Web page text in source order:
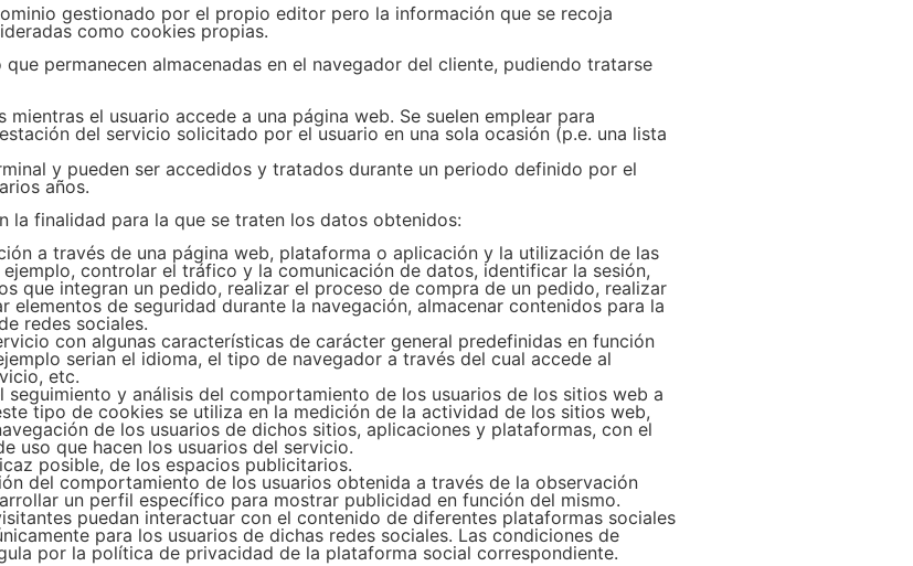
gestionado por el propio editor pero la información que se recoja
como cookies propias.
permanecen almacenadas en el navegador del cliente, pudiendo tratarse
el usuario accede a una página web. Se suelen emplear para
del servicio solicitado por el usuario en una sola ocasión (p.e. una lista
y pueden ser accedidos y tratados durante un periodo definido por el
años.
finalidad para la que se traten los datos obtenidos:
a través de una página web, plataforma o aplicación y la utilización de las
controlar el tráfico y la comunicación de datos, identificar la sesión,
que integran un pedido, realizar el proceso de compra de un pedido, realizar
de seguridad durante la navegación, almacenar contenidos para la
redes sociales.
con algunas características de carácter general predefinidas en función
serian el idioma, el tipo de navegador a través del cual accede al
etc.
seguimiento y análisis del comportamiento de los usuarios de los sitios web a
tipo de cookies se utiliza en la medición de la actividad de los sitios web,
de los usuarios de dichos sitios, aplicaciones y plataformas, con el
uso que hacen los usuarios del servicio.
posible, de los espacios publicitarios.
del comportamiento de los usuarios obtenida a través de la observación
un perfil específico para mostrar publicidad en función del mismo.
puedan interactuar con el contenido de diferentes plataformas sociales
para los usuarios de dichas redes sociales. Las condiciones de
por la política de privacidad de la plataforma social correspondiente.